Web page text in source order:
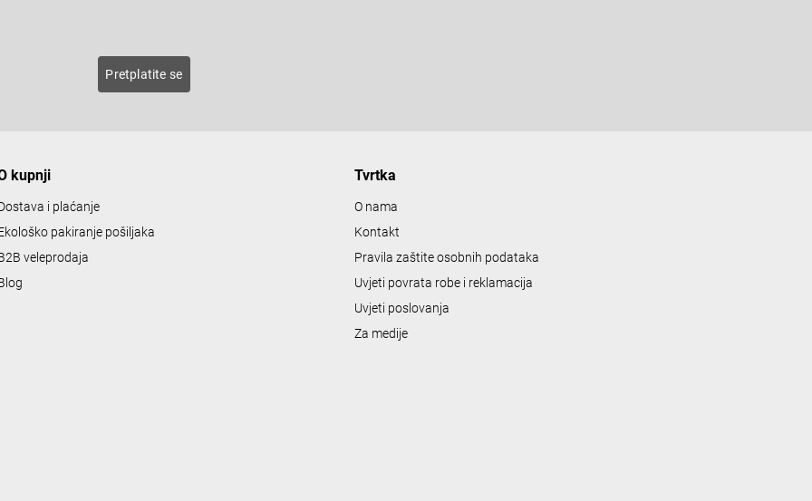
Pretplatite se
kupnji
i plaćanje
pakiranje pošiljaka
veleprodaja
Tvrtka
O nama
Kontakt
Pravila zaštite osobnih podataka
Uvjeti povrata robe i reklamacija
Uvjeti poslovanja
Za medije